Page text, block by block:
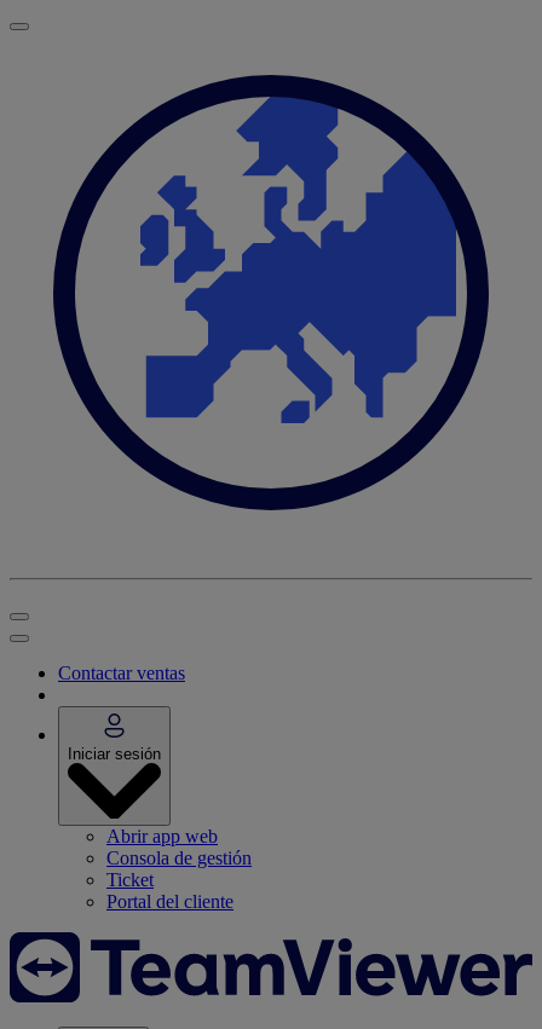
Contactar ventas
Iniciar sesión
Abrir app web
Consola de gestión
Ticket
Portal del cliente